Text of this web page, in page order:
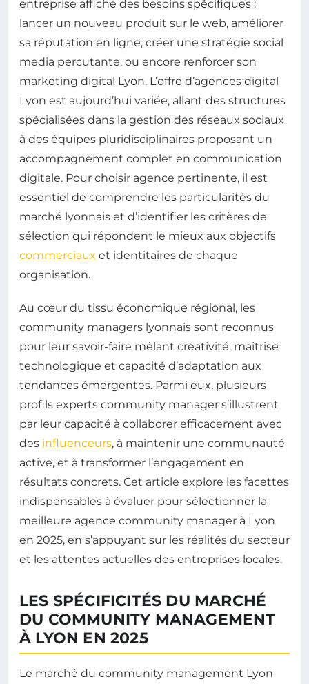
entreprise affiche des besoins spécifiques :
lancer un nouveau produit sur le web, améliorer
sa réputation en ligne, créer une stratégie social
media percutante, ou encore renforcer son
marketing digital Lyon. L’offre d’agences digital
Lyon est aujourd’hui variée, allant des structures
spécialisées dans la gestion des réseaux sociaux
à des équipes pluridisciplinaires proposant un
accompagnement complet en communication
digitale. Pour choisir agence pertinente, il est
essentiel de comprendre les particularités du
marché lyonnais et d’identifier les critères de
sélection qui répondent le mieux aux objectifs
commerciaux et identitaires de chaque
organisation.
Au cœur du tissu économique régional, les
community managers lyonnais sont reconnus
pour leur savoir-faire mêlant créativité, maîtrise
technologique et capacité d’adaptation aux
tendances émergentes. Parmi eux, plusieurs
profils experts community manager s’illustrent
par leur capacité à collaborer efficacement avec
des influenceurs, à maintenir une communauté
active, et à transformer l’engagement en
résultats concrets. Cet article explore les facettes
indispensables à évaluer pour sélectionner la
meilleure agence community manager à Lyon
en 2025, en s’appuyant sur les réalités du secteur
et les attentes actuelles des entreprises locales.
LES SPÉCIFICITÉS DU MARCHÉ
DU COMMUNITY MANAGEMENT
À LYON EN 2025
Le marché du community management Lyon